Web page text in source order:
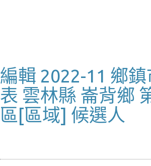
編輯 2022-11 鄉
表 雲林縣 崙背鄉
區[區域] 候選人